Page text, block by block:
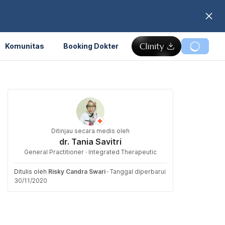
Komunitas Booking Dokter
Ditinjau secara medis oleh
dr. Tania Savitri
General Practitioner · Integrated Therapeutic
Ditulis oleh Risky Candra Swari · Tanggal diperbarui
30/11/2020